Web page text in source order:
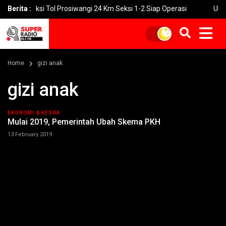
Berita :Tol Prosiwangi 24 Km Seksi 1-2 Siap Operasi UNGU
Home gizi anak
gizi anak
EKONOMI & KESRA
Mulai 2019, Pemerintah Ubah Skema PKH
13 February 2019